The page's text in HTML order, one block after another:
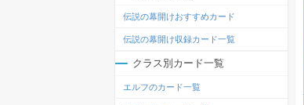
伝説の幕開けおすすめカード
伝説の幕開け収録カード一覧
クラス別カード一覧
エルフのカード一覧